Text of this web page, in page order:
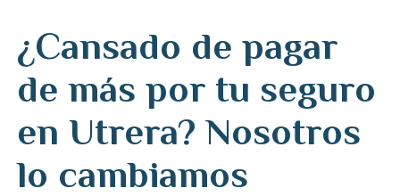
¿Cansado de pagar
de más por tu seguro
en Utrera? Nosotros
lo cambiamos